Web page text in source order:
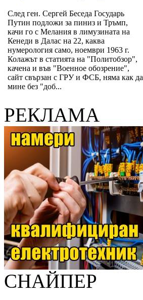
След ген. Сергей Беседа Государь
Путин подложи за пиниз и Тръмп,
качи го с Мелания в лимузината на
Кенеди в Далас на 22, каква
нумерология само, ноември 1963 г.
Колажът в статията на "Политобзор",
качена и във "Военное обозрение",
сайт свързан с ГРУ и ФСБ, няма как да
мине без "доб...
РЕКЛАМА
СНАЙПЕР